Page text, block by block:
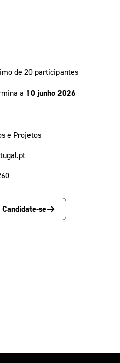
de 20 participantes
a 10 junho 2026
e Projetos
Candidate-se